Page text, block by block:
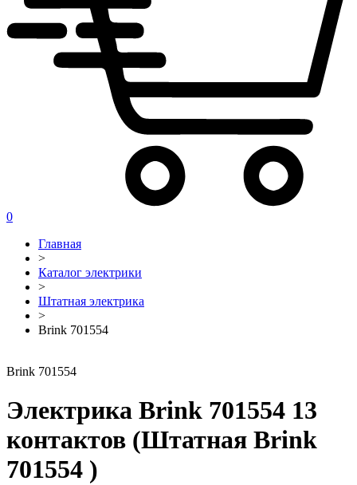
0
Главная
>
Каталог электрики
>
Штатная электрика
>
Brink 701554
Brink 701554
Электрика Brink 701554 13
контактов (Штатная Brink
701554 )